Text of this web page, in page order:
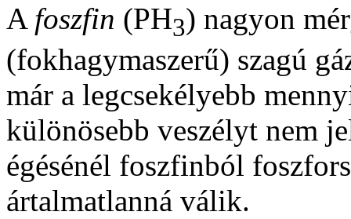
A foszfin (PH3) nagyon
(fokhagymaszerű) szagú
már a legcsekélyebb
különösebb veszélyt nem
égésénél foszfinból
ártalmatlanná válik.